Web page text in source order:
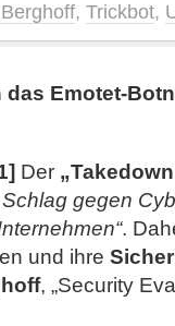
, Trickbot,
Emotet-
Der
gegen
.
und ihre
, „Security